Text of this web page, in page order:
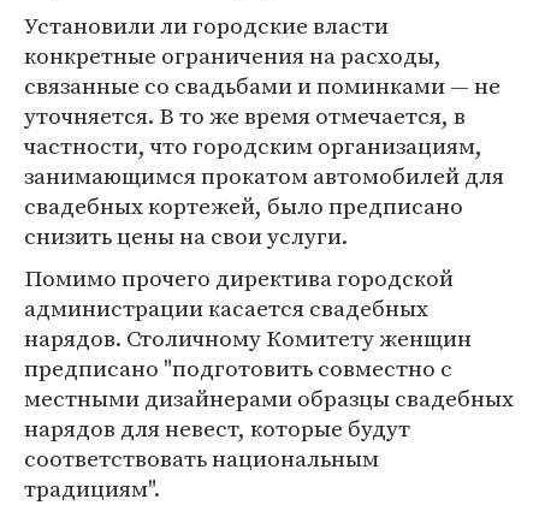
Установили ли городские власти
конкретные ограничения на расходы,
связанные со свадьбами и поминками — не
уточняется. В то же время отмечается, в
частности, что городским организациям,
занимающимся прокатом автомобилей для
свадебных кортежей, было предписано
снизить цены на свои услуги.
Помимо прочего директива городской
администрации касается свадебных
нарядов. Столичному Комитету женщин
предписано "подготовить совместно с
местными дизайнерами образцы свадебных
нарядов для невест, которые будут
соответствовать национальным
традициям".